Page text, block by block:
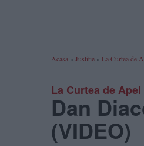
Acasa » Justitie » La Curtea de
La Curtea de
Dan
(VIDEO)